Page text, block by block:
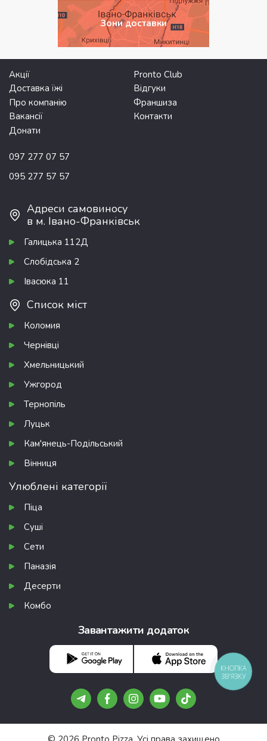
Зони доставки
Акції
Pronto Club
Доставка їжі
Відгуки
Про компанію
Франшиза
Вакансії
Контакти
Донати
097 277 07 57
095 277 57 57
Адреси самовиносу
в м. Івано-Франківськ
Галицька 112Д
Слобідська 2
Івасюка 11
Список міст
Коломия
Чернівці
Хмельницький
Ужгород
Тернопіль
Луцьк
Кам'янець-Подільський
Вінниця
Улюблені категорії
Піца
Суші
Сети
Паназія
Десерти
Комбо
Завантажити додаток
КНОПКА
ЗВ'ЯЗКУ